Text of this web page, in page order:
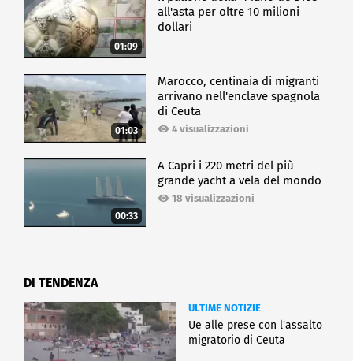
01:09
all'asta per oltre 10 milioni
dollari
01:03
Marocco, centinaia di migranti
arrivano nell'enclave spagnola
di Ceuta
4 visualizzazioni
00:33
A Capri i 220 metri del più
grande yacht a vela del mondo
18 visualizzazioni
DI TENDENZA
ULTIME NOTIZIE
Ue alle prese con l'assalto
migratorio di Ceuta